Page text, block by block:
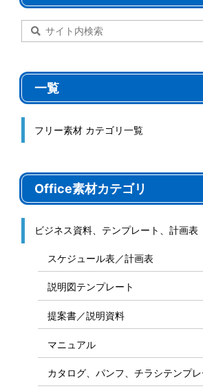
一覧
フリー素材 カテゴリ一覧
Office素材カテゴリ
ビジネス資料、テンプレート、計画表
スケジュール表／計画表
説明図テンプレート
提案書／説明資料
マニュアル
カタログ、パンフ、チラシテンプレ